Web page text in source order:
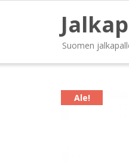
Suomen
Ale!